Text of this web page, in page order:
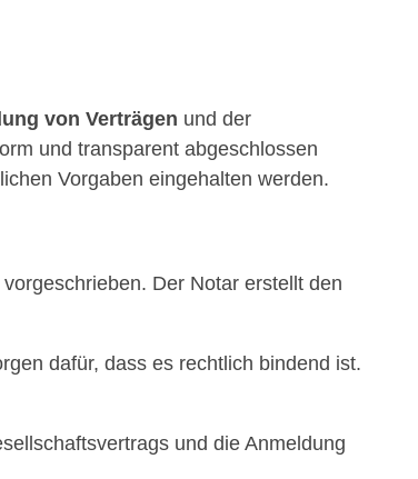
von Verträgen und der
und transparent abgeschlossen
Vorgaben eingehalten werden.
Der Notar erstellt den
dafür, dass es rechtlich bindend ist.
und die Anmeldung